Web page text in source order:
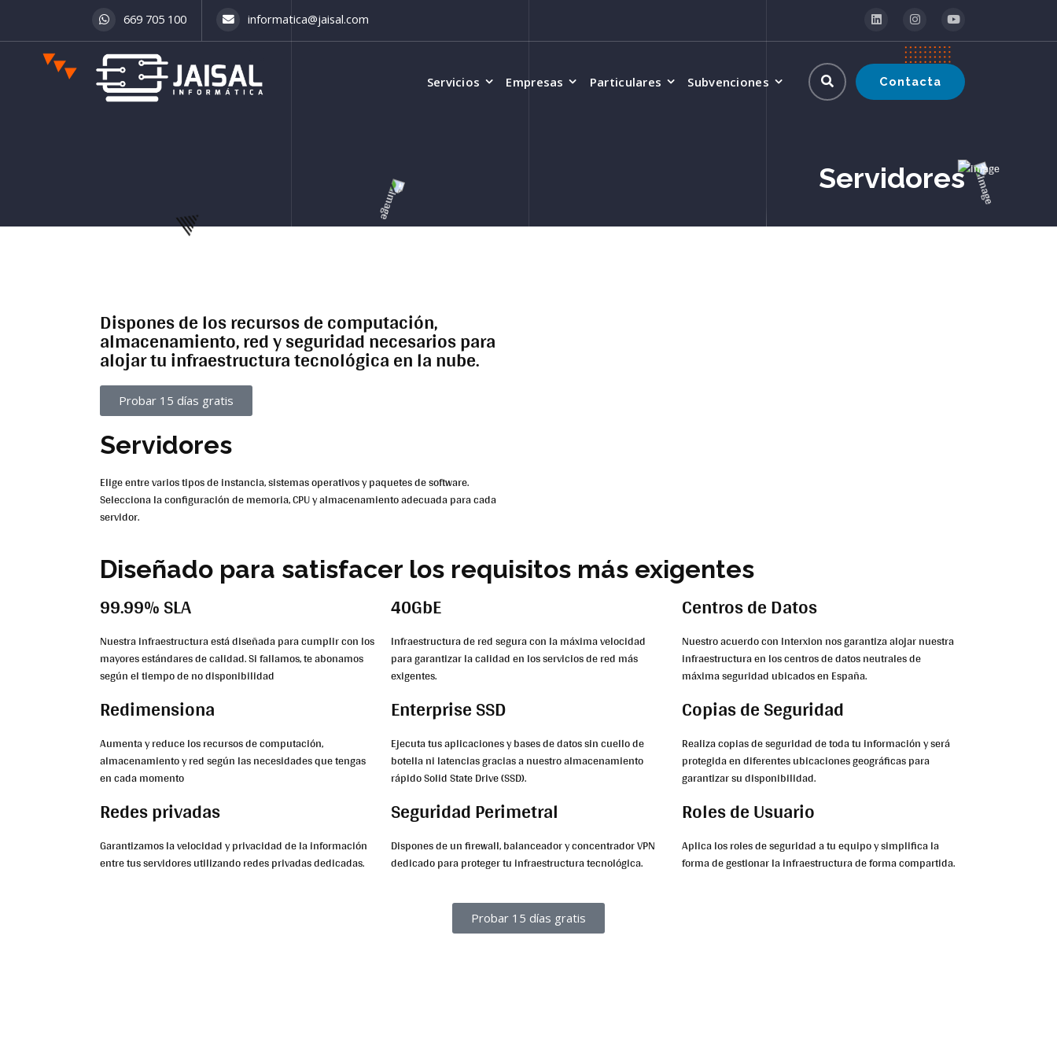
669 705 100 informatica@jaisal.com
Servicios Empresas Particulares Subvenciones Contacta
Servidores
Dispones de los recursos de computación,
almacenamiento, red y seguridad necesarios para
alojar tu infraestructura tecnológica en la nube.
Probar 15 días gratis
Servidores
Elige entre varios tipos de instancia, sistemas operativos y paquetes de software.
Selecciona la configuración de memoria, CPU y almacenamiento adecuada para cada
servidor.
Diseñado para satisfacer los requisitos más exigentes
99.99% SLA
Nuestra infraestructura está diseñada para cumplir con los
mayores estándares de calidad. Si fallamos, te abonamos
según el tiempo de no disponibilidad
40GbE
Infraestructura de red segura con la máxima velocidad
para garantizar la calidad en los servicios de red más
exigentes.
Centros de Datos
Nuestro acuerdo con Interxion nos garantiza alojar nuestra
infraestructura en los centros de datos neutrales de
máxima seguridad ubicados en España.
Redimensiona
Aumenta y reduce los recursos de computación,
almacenamiento y red según las necesidades que tengas
en cada momento
Enterprise SSD
Ejecuta tus aplicaciones y bases de datos sin cuello de
botella ni latencias gracias a nuestro almacenamiento
rápido Solid State Drive (SSD).
Copias de Seguridad
Realiza copias de seguridad de toda tu información y será
protegida en diferentes ubicaciones geográficas para
garantizar su disponibilidad.
Redes privadas
Garantizamos la velocidad y privacidad de la información
entre tus servidores utilizando redes privadas dedicadas.
Seguridad Perimetral
Dispones de un firewall, balanceador y concentrador VPN
dedicado para proteger tu infraestructura tecnológica.
Roles de Usuario
Aplica los roles de seguridad a tu equipo y simplifica la
forma de gestionar la infraestructura de forma compartida.
Probar 15 días gratis